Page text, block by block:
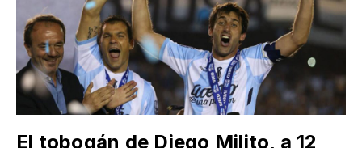
El tobogán de Diego Milito, a 12